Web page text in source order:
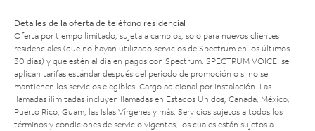
Detalles de la oferta de teléfono residencial
Oferta por tiempo limitado; sujeta a cambios; solo para nuevos clientes
residenciales (que no hayan utilizado servicios de Spectrum en los últimos
30 días) y que estén al día en pagos con Spectrum. SPECTRUM VOICE: se
aplican tarifas estándar después del período de promoción o si no se
mantienen los servicios elegibles. Cargo adicional por instalación. Las
llamadas ilimitadas incluyen llamadas en Estados Unidos, Canadá, México,
Puerto Rico, Guam, las Islas Vírgenes y más. Servicios sujetos a todos los
términos y condiciones de servicio vigentes, los cuales están sujetos a